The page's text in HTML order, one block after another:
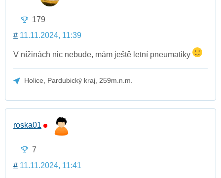
179
# 11.11.2024, 11:39
V nížinách nic nebude, mám ještě letní pneumatiky
Holice, Pardubický kraj, 259m.n.m.
roska01
7
# 11.11.2024, 11:41